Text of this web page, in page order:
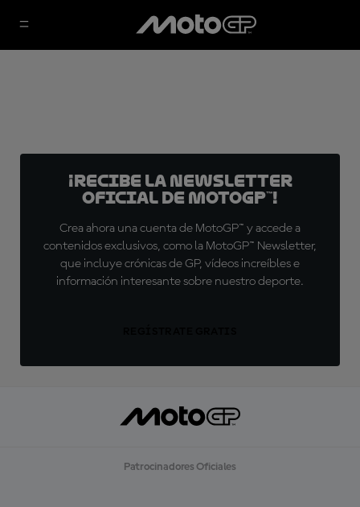
¡Recibe la Newsletter
oficial de MotoGP™!
Crea ahora una cuenta de MotoGP™ y accede a
contenidos exclusivos, como la MotoGP™ Newsletter,
que incluye crónicas de GP, vídeos increíbles e
información interesante sobre nuestro deporte.
Patrocinadores Oficiales